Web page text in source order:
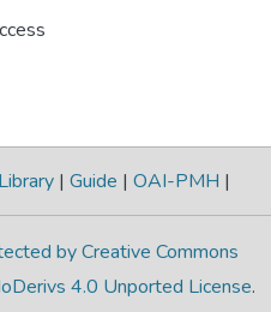
Library | Guide | OAI-PMH |
by Creative Commons
4.0 Unported License.